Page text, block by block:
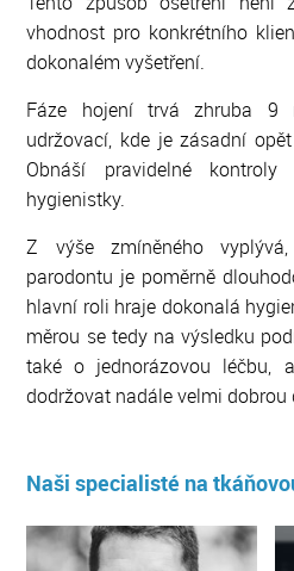
vhodnost pro konkrétního
dokonalém vyšetření.
Fáze hojení trvá zhruba 9
udržovací, kde je zásadní
Obnáší pravidelné
hygienistky.
Z výše zmíněného
parodontu je poměrně
hlavní roli hraje dokonalá
měrou se tedy na výsledku
také o jednorázovou léčbu,
dodržovat nadále velmi dobrou
Naši specialisté na